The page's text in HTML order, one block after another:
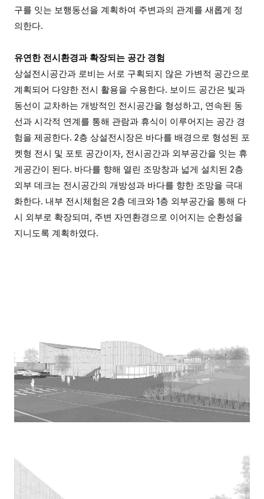
구를 잇는 보행동선을 계획하여 주변과의 관계를 새롭게 정
의한다.
유연한 전시환경과 확장되는 공간 경험
상설전시공간과 로비는 서로 구획되지 않은 가변적 공간으로
계획되어 다양한 전시 활용을 수용한다. 보이드 공간은 빛과
동선이 교차하는 개방적인 전시공간을 형성하고, 연속된 동
선과 시각적 연계를 통해 관람과 휴식이 이루어지는 공간 경
험을 제공한다. 2층 상설전시장은 바다를 배경으로 형성된 포
켓형 전시 및 포토 공간이자, 전시공간과 외부공간을 잇는 휴
게공간이 된다. 바다를 향해 열린 조망창과 넓게 설치된 2층
외부 데크는 전시공간의 개방성과 바다를 향한 조망을 극대
화한다. 내부 전시체험은 2층 데크와 1층 외부공간을 통해 다
시 외부로 확장되며, 주변 자연환경으로 이어지는 순환성을
지니도록 계획하였다.